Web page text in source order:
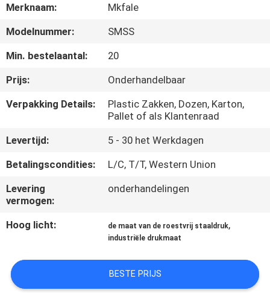
KWALITEITSCONTROLE
CONTACTEER
ONS
VERZOEK
OM EEN
CITAAT
PRIVACYBELEID
Merknaam:
Mkfale
Modelnummer:
SMSS
Min. bestelaantal:
20
Prijs:
Onderhandelbaar
Verpakking Details:
Plastic Zakken, Dozen, Karton,
Pallet of als Klantenraad
Levertijd:
5 - 30 het Werkdagen
Betalingscondities:
L/C, T/T, Western Union
Levering
vermogen:
onderhandelingen
Hoog licht: de maat van de roestvrij staaldruk,
industriële drukmaat
BESTE PRIJS